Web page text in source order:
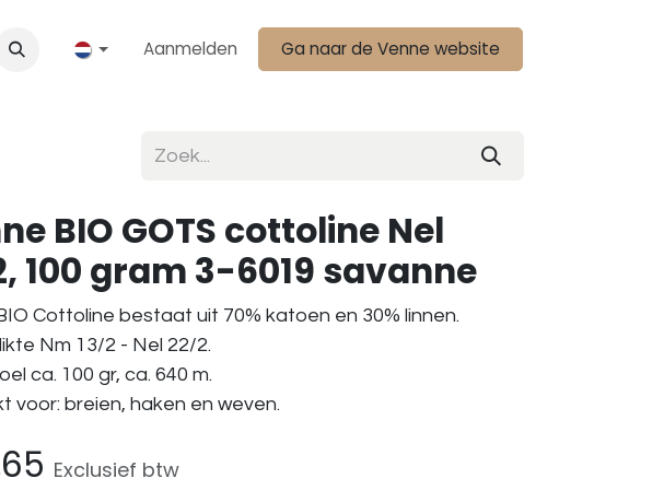
Aanmelden Ga naar de Venne website
BIO GOTS cottoline Nel
100 gram 3-6019 savanne
Cottoline bestaat uit 70% katoen en 30% linnen.
Nm 13/2 - Nel 22/2.
ca. 100 gr, ca. 640 m.
voor: breien, haken en weven.
Exclusief btw